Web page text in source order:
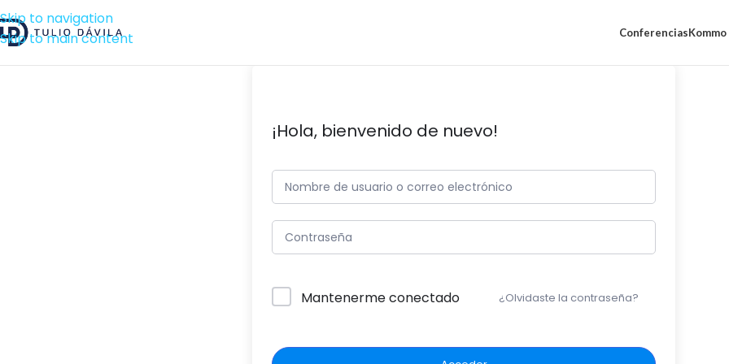
Skip to navigation
Skip to main content
Conferencias
¡Hola, bienvenido de nuevo!
Mantenerme conectado ¿Olvidaste la contraseña?